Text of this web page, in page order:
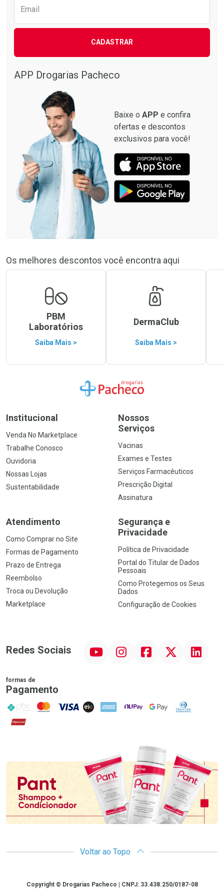
Email
CADASTRAR
APP Drogarias Pacheco
Baixe o APP e confira
ofertas e descontos
exclusivos para você!
Os melhores descontos você encontra aqui
PBM
Laboratórios
Saiba Mais >
DermaClub
Saiba Mais >
Ir para a Home
Institucional
Venda No Marketplace
Trabalhe Conosco
Ouvidoria
Nossas Lojas
Sustentabilidade
Nossos
Serviços
Vacinas
Exames e Testes
Serviços Farmacêuticos
Prescrição Digital
Assinatura
Atendimento
Como Comprar no Site
Formas de Pagamento
Prazo de Entrega
Reembolso
Troca ou Devolução
Marketplace
Segurança e
Privacidade
Política de Privacidade
Portal do Titular de Dados
Pessoais
Como Protegemos os Seus
Dados
Configuração de Cookies
Redes Sociais InstagramFacebook Linkedin
formas de
Pagamento
PIX MasterCard
VISA ELO AMEX NuPay Google PayDiners Club
Hipercard
Promoção em Destaque
Voltar ao Topo
CopyrightCopyright © Drogarias Pacheco | CNPJ: 33.438.250/0187-08